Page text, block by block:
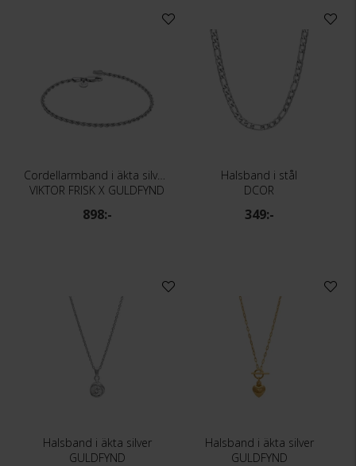
Cordellarmband i äkta silver 20,5cm
VIKTOR FRISK X GULDFYND
898:-
Halsband i stål
DCOR
349:-
Halsband i äkta silver
GULDFYND
Halsband i äkta silver
GULDFYND